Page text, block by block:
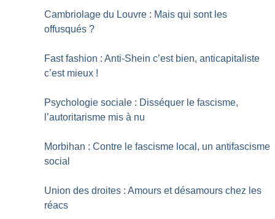
Cambriolage du Louvre : Mais qui sont les
offusqués ?
Fast fashion : Anti-Shein c’est bien, anticapitaliste
c’est mieux !
Psychologie sociale : Disséquer le fascisme,
l’autoritarisme mis à nu
Morbihan : Contre le fascisme local, un antifascisme
social
Union des droites : Amours et désamours chez les
réacs